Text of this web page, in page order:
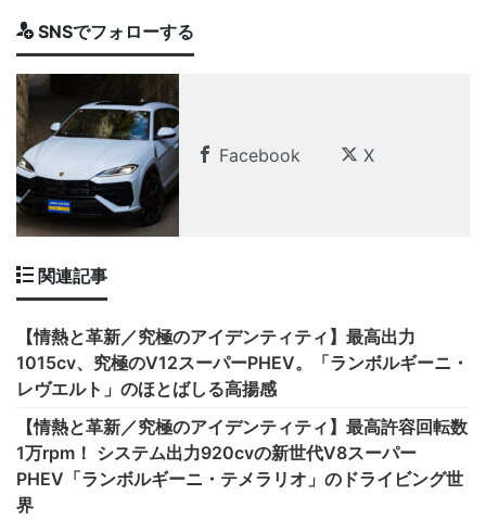
SNSでフォローする
Facebook X
関連記事
【情熱と革新／究極のアイデンティティ】最高出力
1015cv、究極のV12スーパーPHEV。「ランボルギーニ・
レヴエルト」のほとばしる高揚感
【情熱と革新／究極のアイデンティティ】最高許容回転数
1万rpm！ システム出力920cvの新世代V8スーパー
PHEV「ランボルギーニ・テメラリオ」のドライビング世
界